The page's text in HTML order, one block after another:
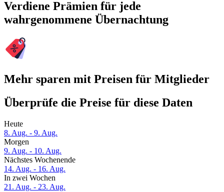
Verdiene Prämien für jede
wahrgenommene Übernachtung
Mehr sparen mit Preisen für Mitglieder
Überprüfe die Preise für diese Daten
Heute
8. Aug. - 9. Aug.
Morgen
9. Aug. - 10. Aug.
Nächstes Wochenende
14. Aug. - 16. Aug.
In zwei Wochen
21. Aug. - 23. Aug.